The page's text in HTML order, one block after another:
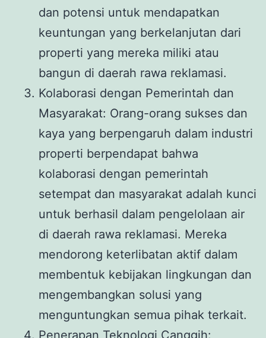
dan potensi untuk mendapatkan
keuntungan yang berkelanjutan dari
properti yang mereka miliki atau
bangun di daerah rawa reklamasi.
Kolaborasi dengan Pemerintah dan
Masyarakat: Orang-orang sukses dan
kaya yang berpengaruh dalam industri
properti berpendapat bahwa
kolaborasi dengan pemerintah
setempat dan masyarakat adalah kunci
untuk berhasil dalam pengelolaan air
di daerah rawa reklamasi. Mereka
mendorong keterlibatan aktif dalam
membentuk kebijakan lingkungan dan
mengembangkan solusi yang
menguntungkan semua pihak terkait.
Penerapan Teknologi Canggih: